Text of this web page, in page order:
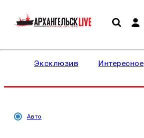
Эксклюзив Интересное
Авто